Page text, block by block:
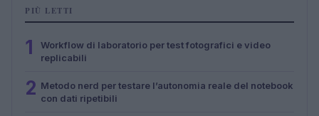
PIÙ LETTI
1
Workflow di laboratorio per test fotografici e video
replicabili
2 Metodo nerd per testare l’autonomia reale del notebook
con dati ripetibili